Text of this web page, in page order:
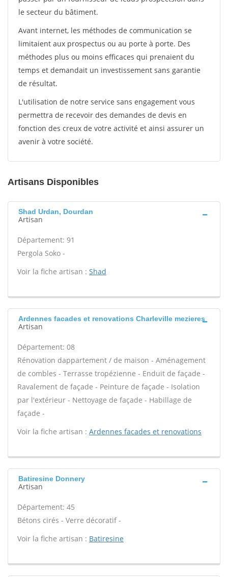
le secteur du bâtiment.
Avant internet, les méthodes de communication se
limitaient aux prospectus ou au porte à porte. Des
méthodes plus ou moins efficaces qui prenaient du
temps et demandait un investissement sans garantie
de résultat.
L'utilisation de notre service sans engagement vous
permettra de recevoir des demandes de devis en
fonction des creux de votre activité et ainsi assurer un
avenir à votre société.
Artisans Disponibles
Shad Urdan, Dourdan
Artisan
Département: 91
Pergola Soko -
Voir la fiche artisan : Shad
Ardennes facades et renovations Charleville mezieres
Artisan
Département: 08
Rénovation dappartement / de maison - Aménagement
de combles - Terrasse tropézienne - Enduit de façade -
Ravalement de façade - Peinture de façade - Isolation
par l'extérieur - Nettoyage de façade - Habillage de
façade -
Voir la fiche artisan : Ardennes facades et renovations
Batiresine Donnery
Artisan
Département: 45
Bétons cirés - Verre décoratif -
Voir la fiche artisan : Batiresine